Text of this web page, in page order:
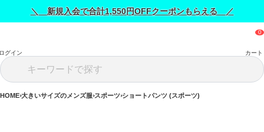
＼ 新規入会で合計1,550円OFFクーポンもらえる ／
グイン カート
HOME 大きいサイズのメンズ服 スポーツ ショートパンツ (スポーツ)